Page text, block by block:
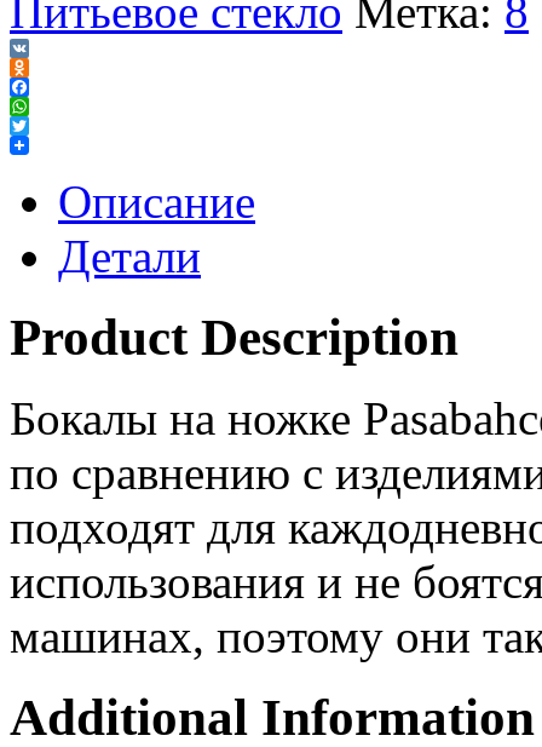
Питьевое стекло Метка: 8
VK
Odnoklassniki
Facebook
WhatsApp
Twitter
Описание
Детали
Product Description
Бокалы на ножке
по сравнению с
подходят для
использования и не
машинах, поэтому они
Additional Information